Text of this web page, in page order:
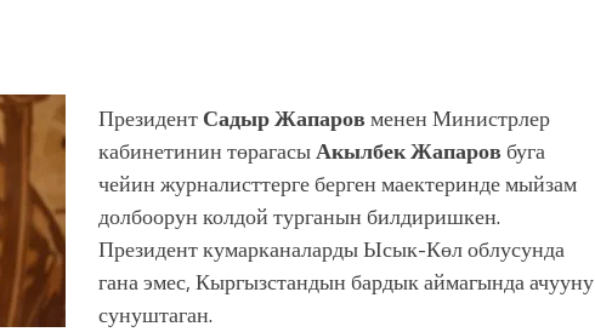
ПрезидентСадыр Жапаровменен Министрлер
кабинетинин төрагасыАкылбек Жапаровбуга
чейин журналисттерге берген маектеринде мыйзам
долбоорун колдой турганын билдиришкен.
Президент кумарканаларды Ысык-Көл облусунда
гана эмес, Кыргызстандын бардык аймагында ачууну
сунуштаган.